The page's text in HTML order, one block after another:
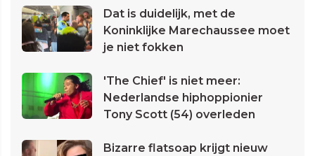
Dat is duidelijk, met de
Koninklijke Marechaussee moet
je niet fokken
'The Chief' is niet meer:
Nederlandse hiphoppionier
Tony Scott (54) overleden
Bizarre flatsoap krijgt nieuw